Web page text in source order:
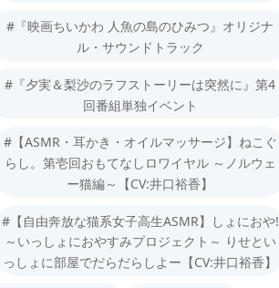
#『映画ちいかわ 人魚の島のひみつ』オリジナ
ル・サウンドトラック
#『夕実＆梨沙のラフストーリーは突然に』第4
回番組単独イベント
#【ASMR・耳かき・オイルマッサージ】ねこぐ
らし。第壱回おもてなしロワイヤル ～ノルウェ
ー猫編～【CV:井口裕香】
#【自由奔放な猫系女子高生ASMR】しょにおや!
～いっしょにおやすみプロジェクト～ りせとい
っしょに部屋でだらだらしよー【CV:井口裕香】